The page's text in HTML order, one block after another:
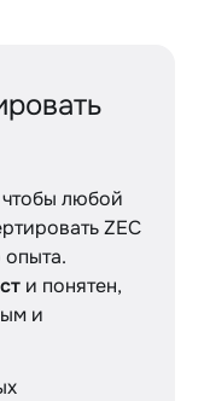
любой
ZEC
опыта.
и понятен,
и